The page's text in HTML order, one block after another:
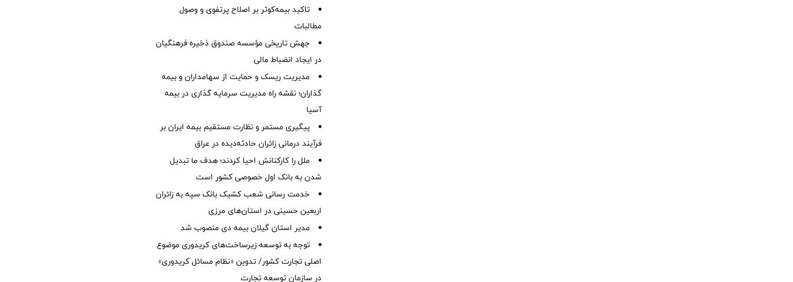
تاکید بیمه‌کوثر بر اصلاح پرتفوی و وصول
مطالبات ‌
جهش تاریخی مؤسسه صندوق ذخیره فرهنگیان
در ایجاد انضباط مالی
مدیریت ریسک و حمایت از سهامداران و بیمه
گذاران؛ نقشه راه مدیریت سرمایه گذاری در بیمه
آسیا
پیگیری مستمر و نظارت مستقیم بیمه ایران بر
فرآیند درمانی زائران حادثه‌دیده در عراق
ملل را کارکنانش احیا کردند؛ هدف ما تبدیل
شدن به بانک اول خصوصی کشور است
خدمت رسانی شعب کشیک بانک سپه به زائران
اربعین حسینی در استان‌‌های مرزی
‌مدیر استان گیلان بیمه دی منصوب شد
توجه به توسعه زیرساخت‌های کریدوری موضوع
اصلی تجارت کشور/ تدوین «نظام مسائل کریدوری»
در سازمان توسعه تجارت